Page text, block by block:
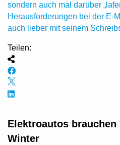
sondern auch mal darüber
Herausforderungen bei der E-
auch lieber mit seinem
Teilen:
Elektroautos
Winter